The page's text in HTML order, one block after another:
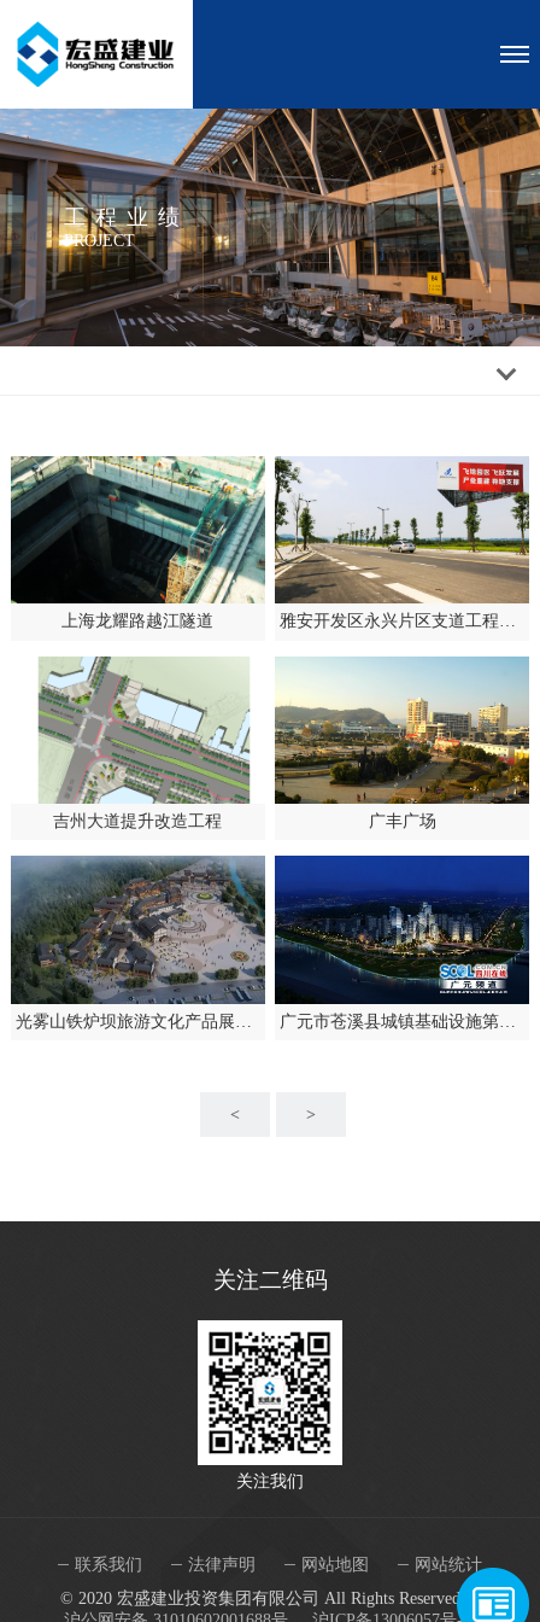
工程业绩
PROJECT
上海龙耀路越江隧道 雅安开发区永兴片区支道工程（职教路）
吉州大道提升改造工程 广丰广场
< >
关注二维码
关注我们
联系我们 法律声明 网站地图
网站统计
© 2020 宏盛建业投资集团有限公司 All Rights Reserved.